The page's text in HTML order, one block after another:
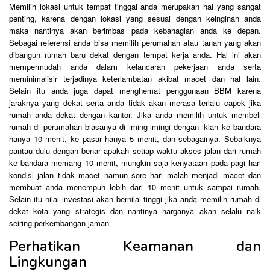
Memilih lokasi untuk tempat tinggal anda merupakan hal yang sangat
penting, karena dengan lokasi yang sesuai dengan keinginan anda
maka nantinya akan berimbas pada kebahagian anda ke depan.
Sebagai referensi anda bisa memilih perumahan atau tanah yang akan
dibangun rumah baru dekat dengan tempat kerja anda. Hal ini akan
mempermudah anda dalam kelancaran pekerjaan anda serta
meminimalisir terjadinya keterlambatan akibat macet dan hal lain.
Selain itu anda juga dapat menghemat penggunaan BBM karena
jaraknya yang dekat serta anda tidak akan merasa terlalu capek jika
rumah anda dekat dengan kantor. Jika anda memilih untuk membeli
rumah di perumahan biasanya di iming-imingi dengan iklan ke bandara
hanya 10 menit, ke pasar hanya 5 menit, dan sebagainya. Sebaiknya
pantau dulu dengan benar apakah setiap waktu akses jalan dari rumah
ke bandara memang 10 menit, mungkin saja kenyataan pada pagi hari
kondisi jalan tidak macet namun sore hari malah menjadi macet dan
membuat anda menempuh lebih dari 10 menit untuk sampai rumah.
Selain itu nilai investasi akan bernilai tinggi jika anda memilih rumah di
dekat kota yang strategis dan nantinya harganya akan selalu naik
seiring perkembangan jaman.
Perhatikan Keamanan dan
Lingkungan